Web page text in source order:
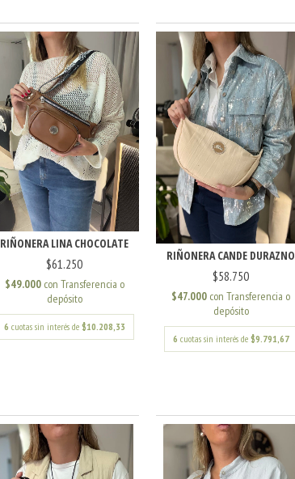
RIÑONERA LINA CHOCOLATE
$61.250
$49.000 con Transferencia o
depósito
6 cuotas sin interés de $10.208,33
RIÑONERA CANDE DURAZNO
$58.750
$47.000 con Transferencia o
depósito
6 cuotas sin interés de $9.791,67